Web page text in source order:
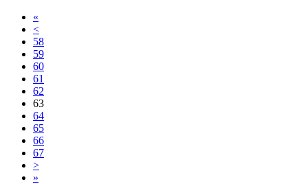
«
<
58
59
60
61
62
63
64
65
66
67
>
»